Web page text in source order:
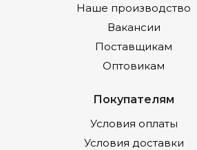
Наше производство
Вакансии
Поставщикам
Оптовикам
Покупателям
Условия оплаты
Условия доставки